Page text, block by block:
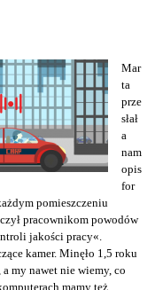
Mar
ta
prze
słał
a
nam
opis
for
pomieszczeniu
pracownikom powodów
jakości pracy«.
kamer. Minęło 1,5 roku
my nawet nie wiemy, co
mamy też